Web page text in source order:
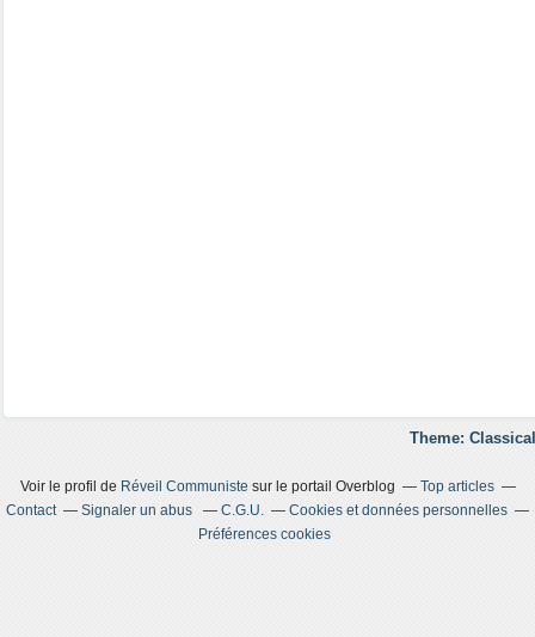
Theme:
Voir le profil de Réveil Communiste sur le portail Overblog
Top articles
Contact
Signaler un abus C.G.U.
Cookies et données personnelles
Préférences cookies